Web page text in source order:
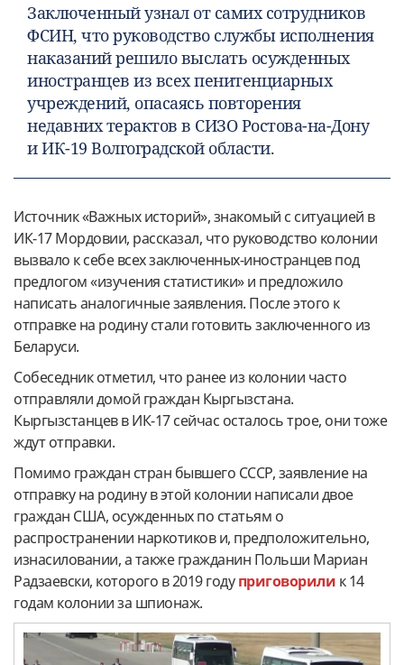
Заключенный узнал от самих сотрудников
ФСИН, что руководство службы исполнения
наказаний решило выслать осужденных
иностранцев из всех пенитенциарных
учреждений, опасаясь повторения
недавних терактов в СИЗО Ростова-на-Дону
и ИК-19 Волгоградской области.
Источник «Важных историй», знакомый с ситуацией в
ИК-17 Мордовии, рассказал, что руководство колонии
вызвало к себе всех заключенных-иностранцев под
предлогом «изучения статистики» и предложило
написать аналогичные заявления. После этого к
отправке на родину стали готовить заключенного из
Беларуси.
Собеседник отметил, что ранее из колонии часто
отправляли домой граждан Кыргызстана.
Кыргызстанцев в ИК-17 сейчас осталось трое, они тоже
ждут отправки.
Помимо граждан стран бывшего СССР, заявление на
отправку на родину в этой колонии написали двое
граждан США, осужденных по статьям о
распространении наркотиков и, предположительно,
изнасиловании, а также гражданин Польши Мариан
Радзаевски, которого в 2019 годуприговорили к 14
годам колонии за шпионаж.